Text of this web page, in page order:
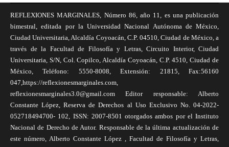
REFLEXIONES MARGINALES, Número 86, año 11, es una publicación
bimestral, editada por la Universidad Nacional Autónoma de México,
Ciudad Universitaria, Alcaldía Coyoacán, C.P. 04510, Ciudad de México, a
través de la Facultad de Filosofía y Letras, Circuito Interior, Ciudad
Universitaria, S/N, Col. Copilco, Alcaldía Coyoacán, C.P. 4510, Ciudad de
México, Teléfono: 5550-8008, Extensión: 21815, Fax:56160
047,https://reflexionesmarginales.com,
reflexionesmarginales3.0@gmail.com Editor responsable: Alberto
Constante López, Reserva de Derechos al Uso Exclusivo No. 04-2022-
052718494700- 102, ISSN: 2007-8501 otorgados ambos por el Instituto
Nacional de Derecho de Autor. Responsable de la última actualización de
este número, Alberto Constante López , Facultad de Filosofía y Letras,